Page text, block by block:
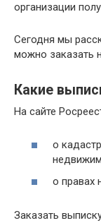
организации
Сегодня мы
можно заказать
Какие
На сайте
о
о правах
Заказать